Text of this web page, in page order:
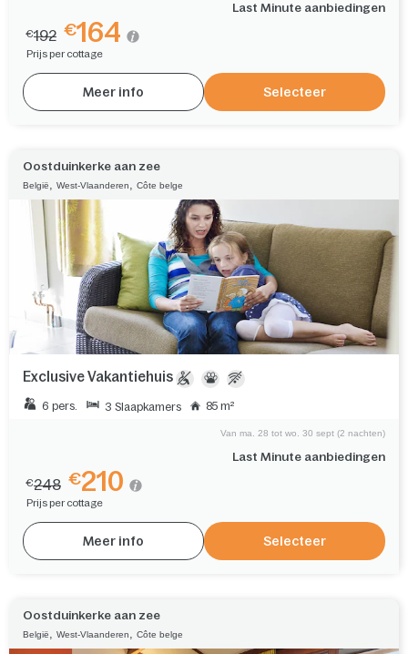
Last Minute aanbiedingen
€192 €164
Prijs per cottage
Meer info Selecteer
Oostduinkerke aan zee
België, West-Vlaanderen, Côte belge
Exclusive Vakantiehuis
6 pers. 3 Slaapkamers 85 m²
Last Minute aanbiedingen
Van ma. 28 tot wo. 30 sept (2 nachten)
€248 €210
Prijs per cottage
Meer info Selecteer
Oostduinkerke aan zee
België, West-Vlaanderen, Côte belge